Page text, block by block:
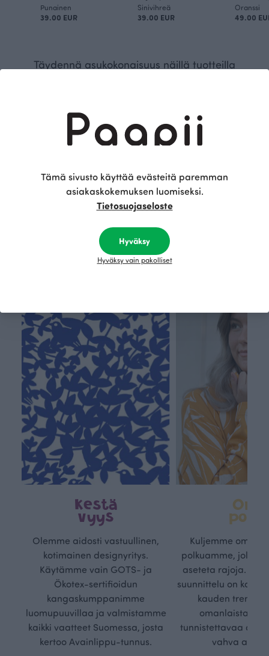
Punainen
39.00 EUR
Sinivihreä
39.00 EUR
Oranssi
49.00
Täydennä asukokonaisuus näillä tuotteilla
Punainen
40.00 EUR
Kestä
vyys
Olemme aidosti vastuullinen,
kotimainen designyritys.
Käytämme vain GOTS- ja
Ökotex-sertifioidun
kangaskumppanimme
luomupuuvillaa ja valmistamme
kaikki vaatteet Suomessa, josta
kertoo Avainlippu-tunnus.
Oma
Kuljemme omaa,
polkuamme, jolla
aseteta rajoja.
suunnittelu on
kauden
omanlaista,
tunnistettavaa
vahva
Tämä sivusto käyttää evästeitä paremman
asiakaskokemuksen luomiseksi.
Tietosuojaseloste
Hyväksy
Hyväksy vain pakolliset